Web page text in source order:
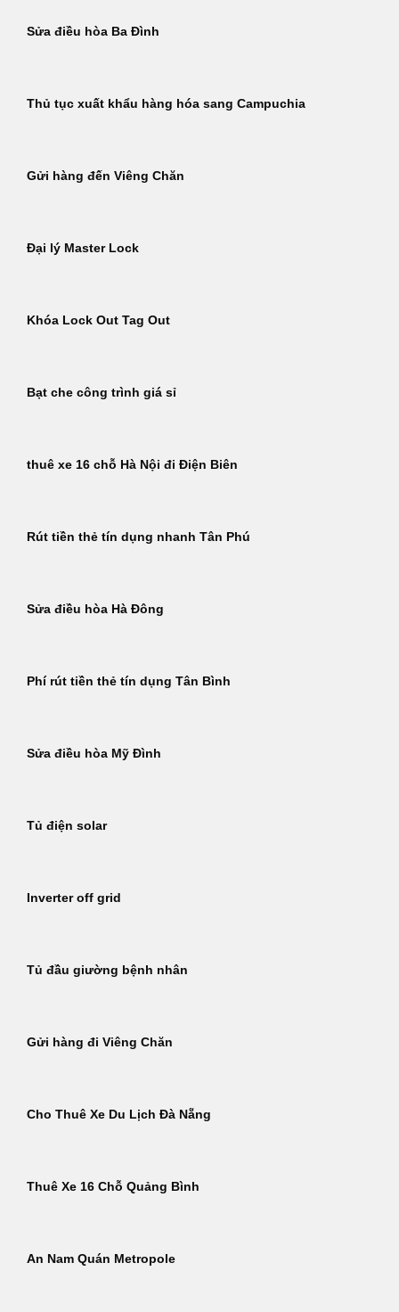
Sửa điều hòa Ba Đình
Thủ tục xuất khẩu hàng hóa sang Campuchia
Gửi hàng đến Viêng Chăn
Đại lý Master Lock
Khóa Lock Out Tag Out
Bạt che công trình giá sỉ
thuê xe 16 chỗ Hà Nội đi Điện Biên
Rút tiền thẻ tín dụng nhanh Tân Phú
Sửa điều hòa Hà Đông
Phí rút tiền thẻ tín dụng Tân Bình
Sửa điều hòa Mỹ Đình
Tủ điện solar
Inverter off grid
Tủ đầu giường bệnh nhân
Gửi hàng đi Viêng Chăn
Cho Thuê Xe Du Lịch Đà Nẵng
Thuê Xe 16 Chỗ Quảng Bình
An Nam Quán Metropole